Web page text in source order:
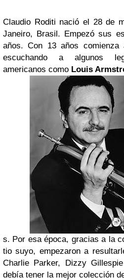
Claudio Roditi nació el 28 de
Janeiro, Brasil. Empezó sus
años. Con 13 años comienza
escuchando a algunos
americanos como Louis
s. Por esa época, gracias a la
tio suyo, empezaron a
Charlie Parker, Dizzy
debía tener la mejor colección